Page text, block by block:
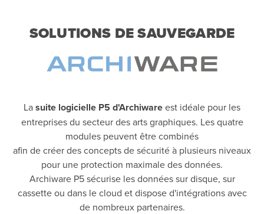
SOLUTIONS DE SAUVEGARDE
Lasuite logicielle P5 d'Archiwareest idéale pour les
entreprises du secteur des arts graphiques. Les quatre
modules peuvent être combinés
afin de créer des concepts de sécurité à plusieurs niveaux
pour une protection maximale des données.
Archiware P5 sécurise les données sur disque, sur
cassette ou dans le cloud et dispose d'intégrations avec
de nombreux partenaires.